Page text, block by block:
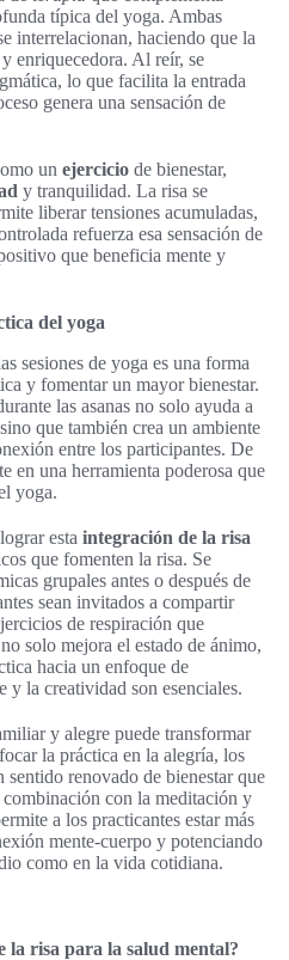
típica del yoga. Ambas
interrelacionan, haciendo que la
enriquecedora. Al reír, se
lo que facilita la entrada
genera una sensación de
un ejercicio de bienestar,
y tranquilidad. La risa se
liberar tensiones acumuladas,
refuerza esa sensación de
que beneficia mente y
del yoga
sesiones de yoga es una forma
y fomentar un mayor bienestar.
las asanas no solo ayuda a
que también crea un ambiente
entre los participantes. De
en una herramienta poderosa que
yoga.
esta integración de la risa
que fomenten la risa. Se
grupales antes o después de
sean invitados a compartir
de respiración que
solo mejora el estado de ánimo,
hacia un enfoque de
y la creatividad son esenciales.
y alegre puede transformar
la práctica en la alegría, los
sentido renovado de bienestar que
con la meditación y
a los practicantes estar más
mente-cuerpo y potenciando
como en la vida cotidiana.
la risa para la salud mental?